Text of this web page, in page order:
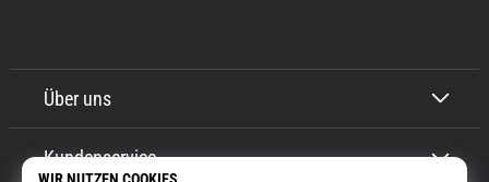
Über uns
Kundenservice